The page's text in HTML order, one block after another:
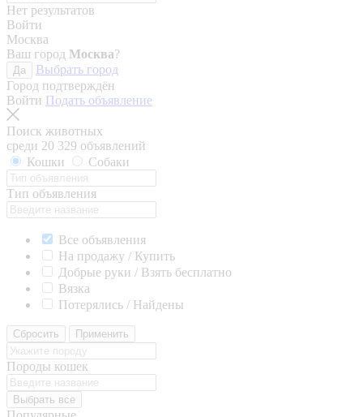
Нет результатов
Войти
Москва
Ваш город Москва?
Да
Выбрать город
Город подтверждён
Войти Подать объявление
Поиск животных
среди 20 329 объявлений
Кошки
Собаки
Тип объявления
Все объявления
На продажу / Купить
Добрые руки / Взять бесплатно
Вязка
Потерялись / Найдены
Сбросить Применить
Породы кошек
Выбрать все